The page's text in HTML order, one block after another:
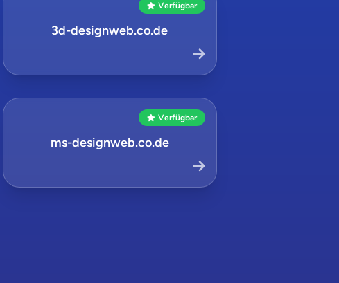
Verfügbar
3d-designweb.co.de
Verfügbar
ms-designweb.co.de